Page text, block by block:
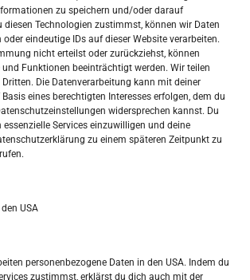
zu speichern und/oder darauf
diesen Technologien zustimmst, können wir Daten
eindeutige IDs auf dieser Website verarbeiten.
nicht erteilst oder zurückziehst, können
Funktionen beeinträchtigt werden. Wir teilen
Die Datenverarbeitung kann mit deiner
eines berechtigten Interesses erfolgen, dem du
widersprechen kannst. Du
essenzielle Services einzuwilligen und deine
zu einem späteren Zeitpunkt zu
USA
personenbezogene Daten in den USA. Indem du
zustimmst, erklärst du dich auch mit der
svoj oglas
u Svijet – Njemačka?
M D F S S